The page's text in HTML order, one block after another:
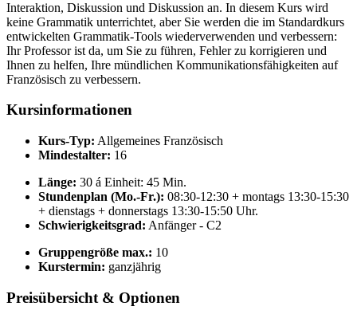
Interaktion, Diskussion und Diskussion an. In diesem Kurs wird
keine Grammatik unterrichtet, aber Sie werden die im Standardkurs
entwickelten Grammatik-Tools wiederverwenden und verbessern:
Ihr Professor ist da, um Sie zu führen, Fehler zu korrigieren und
Ihnen zu helfen, Ihre mündlichen Kommunikationsfähigkeiten auf
Französisch zu verbessern.
Kursinformationen
Kurs-Typ: Allgemeines Französisch
Mindestalter: 16
Länge: 30 á Einheit: 45 Min.
Stundenplan (Mo.-Fr.): 08:30-12:30 + montags 13:30-15:30
+ dienstags + donnerstags 13:30-15:50 Uhr.
Schwierigkeitsgrad: Anfänger - C2
Gruppengröße max.: 10
Kurstermin: ganzjährig
Preisübersicht & Optionen